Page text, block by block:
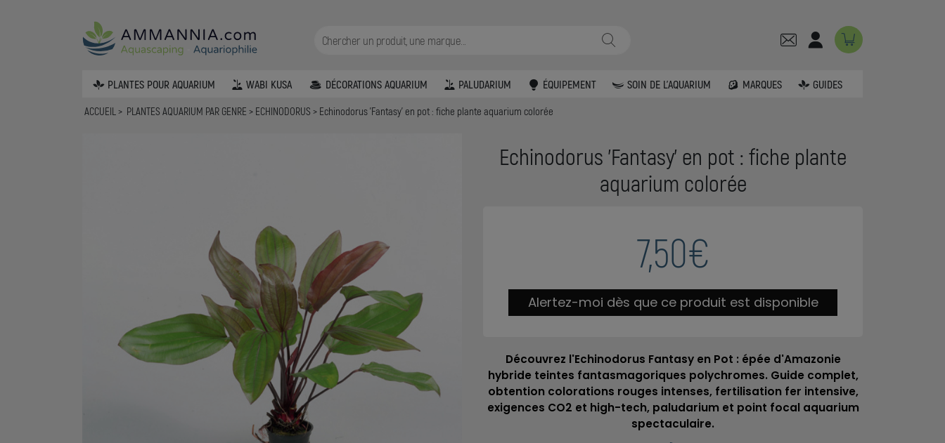
PLANTES POUR AQUARIUM WABI KUSA DÉCORATIONS AQUARIUM PALUDARIUM ÉQUIPEMENT SOIN DE L'AQUARIUM MARQUES GUIDES
ACCUEIL PLANTES AQUARIUM PAR GENRE ECHINODORUS Echinodorus 'Fantasy' en pot : fiche plante aquarium colorée
Echinodorus 'Fantasy' en pot : fiche plante
aquarium colorée
7,50€
Alertez-moi dès que ce produit est disponible
Découvrez l'Echinodorus Fantasy en Pot : épée d'Amazonie
hybride teintes fantasmagoriques polychromes. Guide complet,
obtention colorations rouges intenses, fertilisation fer intensive,
exigences CO2 et high-tech, paludarium et point focal aquarium
spectaculaire.